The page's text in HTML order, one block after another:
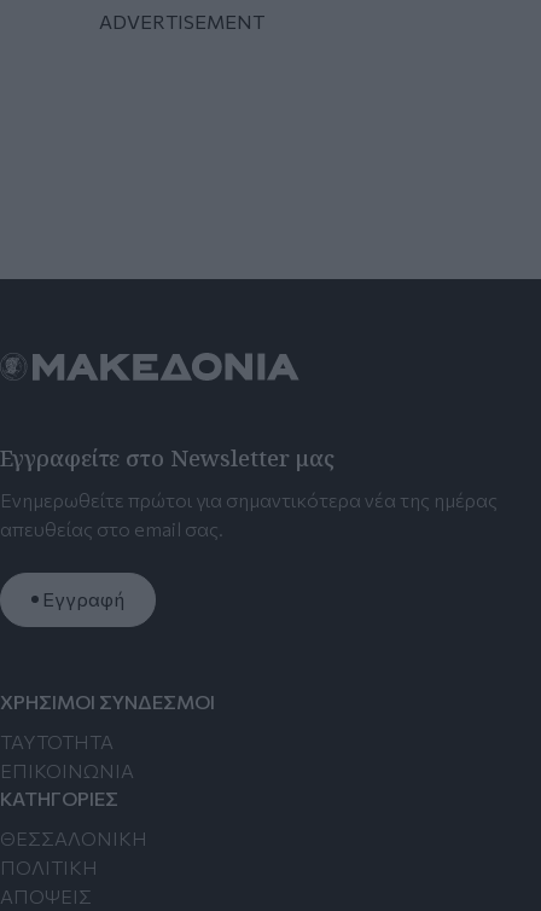
Εγγραφείτε στο Newsletter μας
Ενημερωθείτε πρώτοι για σημαντικότερα νέα της ημέρας
απευθείας στο email σας.
Εγγραφή
ΧΡΗΣΙΜΟΙ ΣΥΝΔΕΣΜΟΙ
TAYTOTHTA
ΕΠΙΚΟΙΝΩΝΙΑ
ΚΑΤΗΓΟΡΙΕΣ
ΘΕΣΣΑΛΟΝΙΚΗ
ΠΟΛΙΤΙΚΗ
ΑΠΟΨΕΙΣ